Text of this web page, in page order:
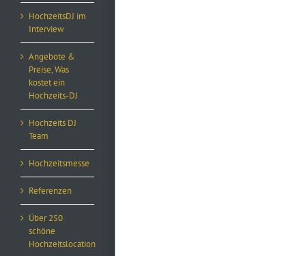
HochzeitsDJ im
Interview
Angebote &
Preise, Was
kostet ein
Hochzeits-DJ
Hochzeits DJ
Team
Hochzeitsmesse
Referenzen
Über 250
schöne
Hochzeitslocation